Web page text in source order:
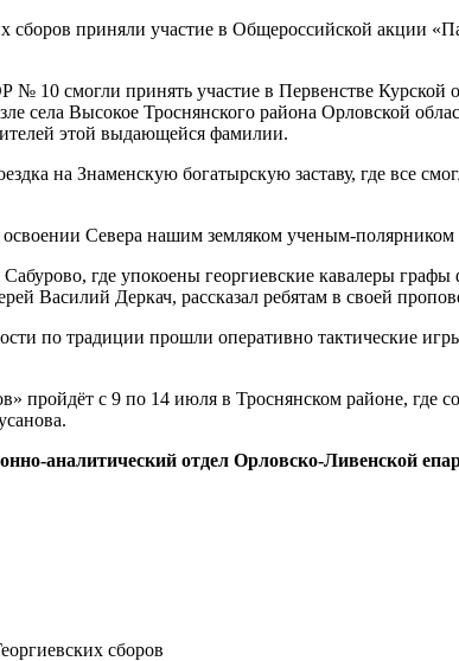
сборов приняли участие в Общероссийской
смогли принять участие в Первенстве Курской
села Высокое Троснянского района Орловской
этой выдающейся фамилии.
на Знаменскую богатырскую заставу, где все
Севера нашим земляком ученым-
где упокоены георгиевские кавалеры
Василий Деркач, рассказал ребятам в своей
по традиции прошли оперативно тактические
пройдёт с 9 по 14 июля в Троснянском районе, где
аналитический отдел Орловско-Ливенской
сборов